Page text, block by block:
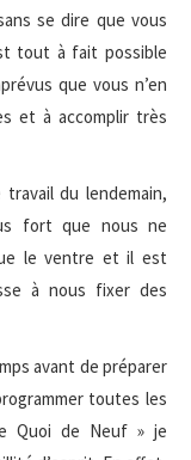
se dire que vous
tout à fait possible
que vous n’en
et à accomplir très
du lendemain,
fort que nous ne
le ventre et il est
à nous fixer des
avant de préparer
toutes les
Quoi de Neuf » je